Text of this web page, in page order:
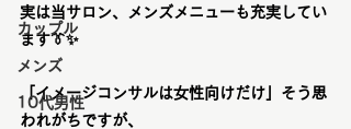
カップル
メンズ
10代男性
実は当サロン、メンズメニューも充実してい
ます👔✨
「イメージコンサルは女性向けだけ」そう思
われがちですが、